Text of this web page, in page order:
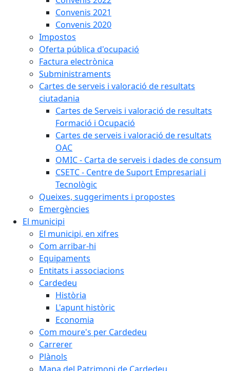
Convenis 2021
Convenis 2020
Impostos
Oferta pública d'ocupació
Factura electrònica
Subministraments
Cartes de serveis i valoració de resultats
ciutadania
Cartes de Serveis i valoració de resultats
Formació i Ocupació
Cartes de serveis i valoració de resultats
OAC
OMIC - Carta de serveis i dades de consum
CSETC - Centre de Suport Empresarial i
Tecnològic
Queixes, suggeriments i propostes
Emergències
El municipi
El municipi, en xifres
Com arribar-hi
Equipaments
Entitats i associacions
Cardedeu
Història
L'apunt històric
Economia
Com moure's per Cardedeu
Carrerer
Plànols